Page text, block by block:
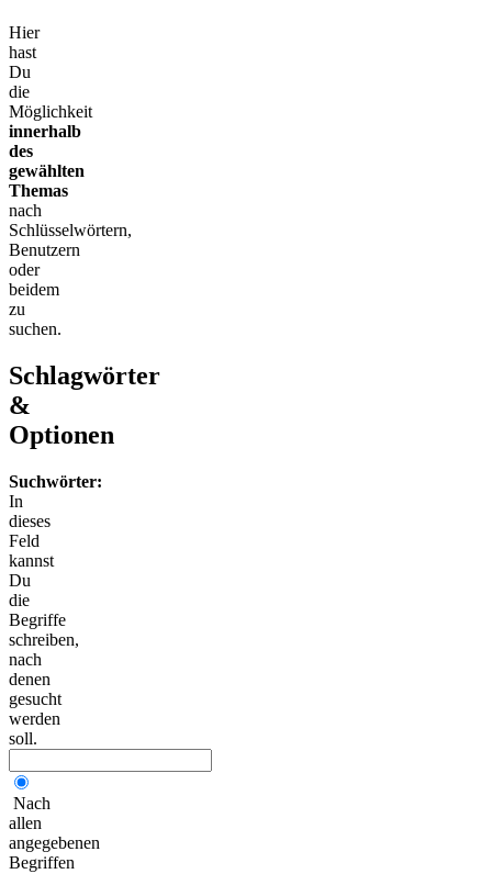
Hier
hast
Du
die
Möglichkeit
innerhalb
des
gewählten
Themas
nach
Schlüsselwörtern,
Benutzern
oder
beidem
zu
suchen.
Schlagwörter
&
Optionen
Suchwörter:
In
dieses
Feld
kannst
Du
die
Begriffe
schreiben,
nach
denen
gesucht
werden
soll.
Nach
allen
angegebenen
Begriffen